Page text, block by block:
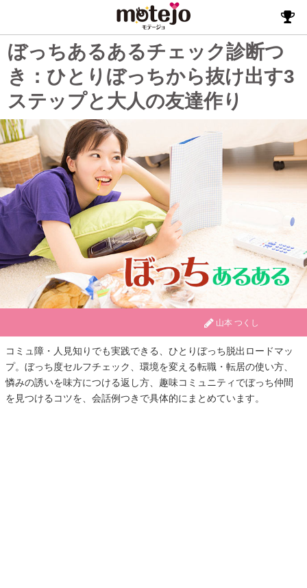
ぼっちあるあるチェック診断つ
き：ひとりぼっちから抜け出す3
ステップと大人の友達作り
山本 つくし
コミュ障・人見知りでも実践できる、ひとりぼっち脱出ロードマッ
プ。ぼっち度セルフチェック、環境を変える転職・転居の使い方、
憐みの誘いを味方につける返し方、趣味コミュニティでぼっち仲間
を見つけるコツを、会話例つきで具体的にまとめています。